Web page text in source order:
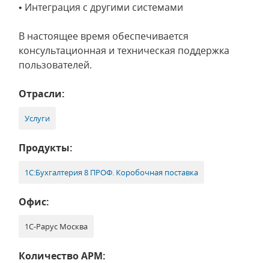
• Интеграция с другими системами
В настоящее время обеспечивается
консультационная и техническая поддержка
пользователей.
Отрасли:
Услуги
Продукты:
1С:Бухгалтерия 8 ПРОФ. Коробочная поставка
Офис:
1С-Рарус Москва
Количество АРМ: